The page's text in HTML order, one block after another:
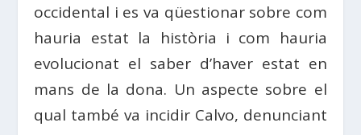
occidental i es va qüestionar sobre com
hauria estat la història i com hauria
evolucionat el saber d’haver estat en
mans de la dona. Un aspecte sobre el
qual també va incidir Calvo, denunciant